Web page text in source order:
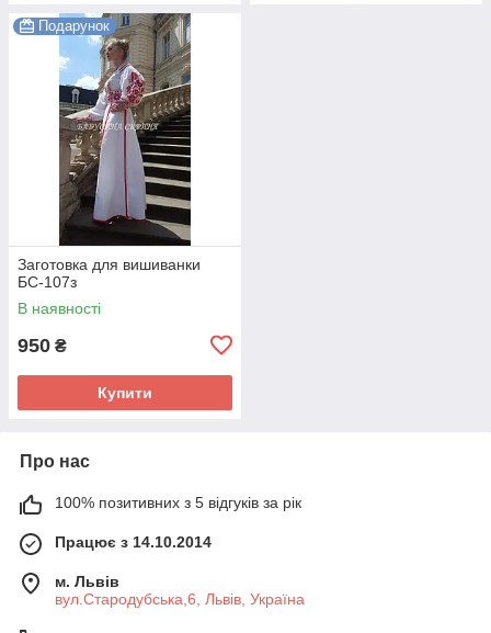
Подарунок
Заготовка для вишиванки
БС-107з
В наявності
950 ₴
Купити
Про нас
100% позитивних з 5 відгуків за рік
Працює з 14.10.2014
м. Львів
вул.Стародубська,6, Львів, Україна